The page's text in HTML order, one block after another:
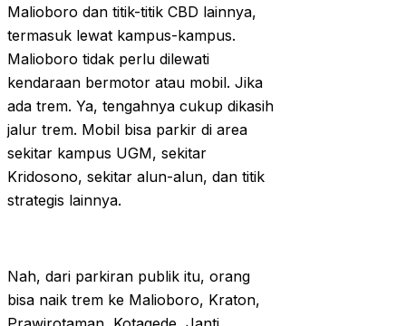
Malioboro dan titik-titik CBD lainnya,
termasuk lewat kampus-kampus.
Malioboro tidak perlu dilewati
kendaraan bermotor atau mobil. Jika
ada trem. Ya, tengahnya cukup dikasih
jalur trem. Mobil bisa parkir di area
sekitar kampus UGM, sekitar
Kridosono, sekitar alun-alun, dan titik
strategis lainnya.
Nah, dari parkiran publik itu, orang
bisa naik trem ke Malioboro, Kraton,